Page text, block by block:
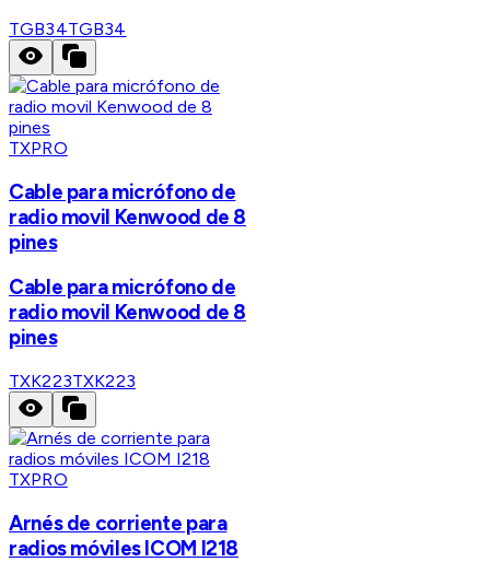
TGB34TGB34
TXPRO
Cable para micrófono de
radio movil Kenwood de 8
pines
Cable para micrófono de
radio movil Kenwood de 8
pines
TXK223TXK223
TXPRO
Arnés de corriente para
radios móviles ICOM I218